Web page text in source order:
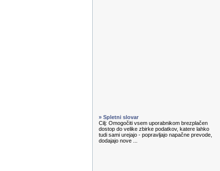
» Spletni slovar
Cilj: Omogočiti vsem uporabnikom brezplačen
dostop do velike zbirke podatkov, katere lahko
tudi sami urejajo - popravljajo napačne prevode,
dodajajo nove ...